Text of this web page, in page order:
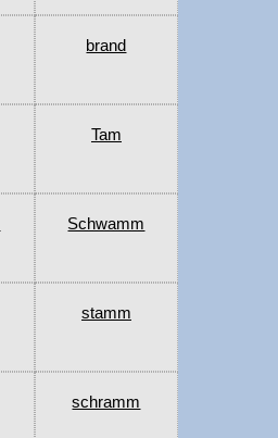
brand
Tam
Schwamm
stamm
schramm